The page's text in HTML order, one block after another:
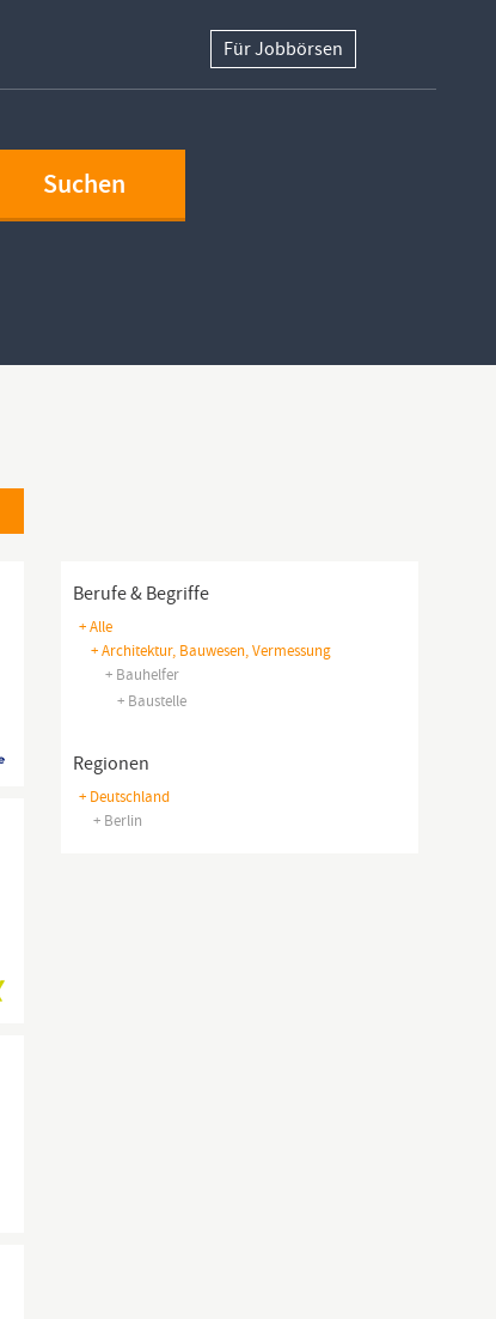
Für Jobbörsen
Berufe & Begriffe
+ Alle
+ Architektur, Bauwesen, Vermessung
+ Bauhelfer
+ Baustelle
Regionen
+ Deutschland
+ Berlin